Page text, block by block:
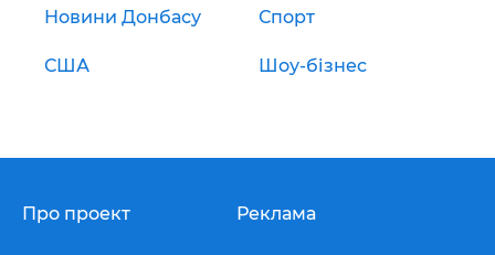
Новини Донбасу Спорт
США Шоу-бізнес
Про проект Реклама